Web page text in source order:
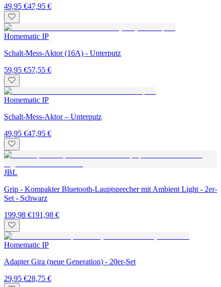
49,95 €47,95 €
Homematic IP
Schalt-Mess-Aktor (16A) - Unterputz
59,95 €57,55 €
Homematic IP
Schalt-Mess-Aktor – Unterputz
49,95 €47,95 €
JBL
Grip - Kompakter Bluetooth-Lauptsprecher mit Ambient Light - 2er-
Set - Schwarz
199,98 €191,98 €
Homematic IP
Adapter Gira (neue Generation) - 20er-Set
29,95 €28,75 €